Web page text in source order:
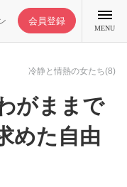
会員登録
MENU
冷静と情熱の女たち(8)
がままで
めた自由